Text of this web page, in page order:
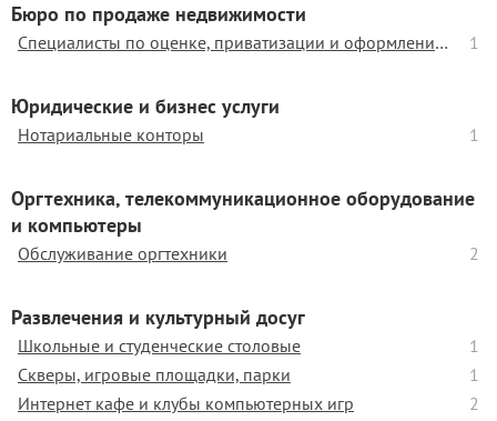
Бюро по продаже недвижимости
1
Специалисты по оценке, приватизации и оформлению жилья
Юридические и бизнес услуги
1
Нотариальные конторы
Оргтехника, телекоммуникационное оборудование
и компьютеры
2
Обслуживание оргтехники
Развлечения и культурный досуг
1
Школьные и студенческие столовые
1
Скверы, игровые площадки, парки
2
Интернет кафе и клубы компьютерных игр